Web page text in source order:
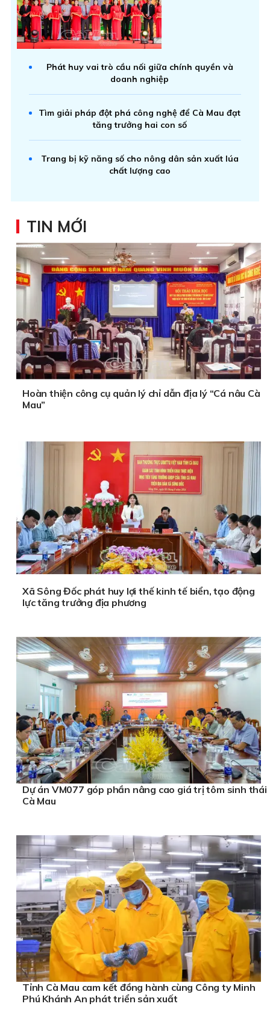
Phát huy vai trò cầu nối giữa chính quyền và
doanh nghiệp
Tìm giải pháp đột phá công nghệ để Cà Mau đạt
tăng trưởng hai con số
Trang bị kỹ năng số cho nông dân sản xuất lúa
chất lượng cao
TIN MỚI
Hoàn thiện công cụ quản lý chỉ dẫn địa lý “Cá nâu Cà
Mau”
Xã Sông Đốc phát huy lợi thế kinh tế biển, tạo động
lực tăng trưởng địa phương
Dự án VM077 góp phần nâng cao giá trị tôm sinh thái
Cà Mau
Tỉnh Cà Mau cam kết đồng hành cùng Công ty Minh
Phú Khánh An phát triển sản xuất